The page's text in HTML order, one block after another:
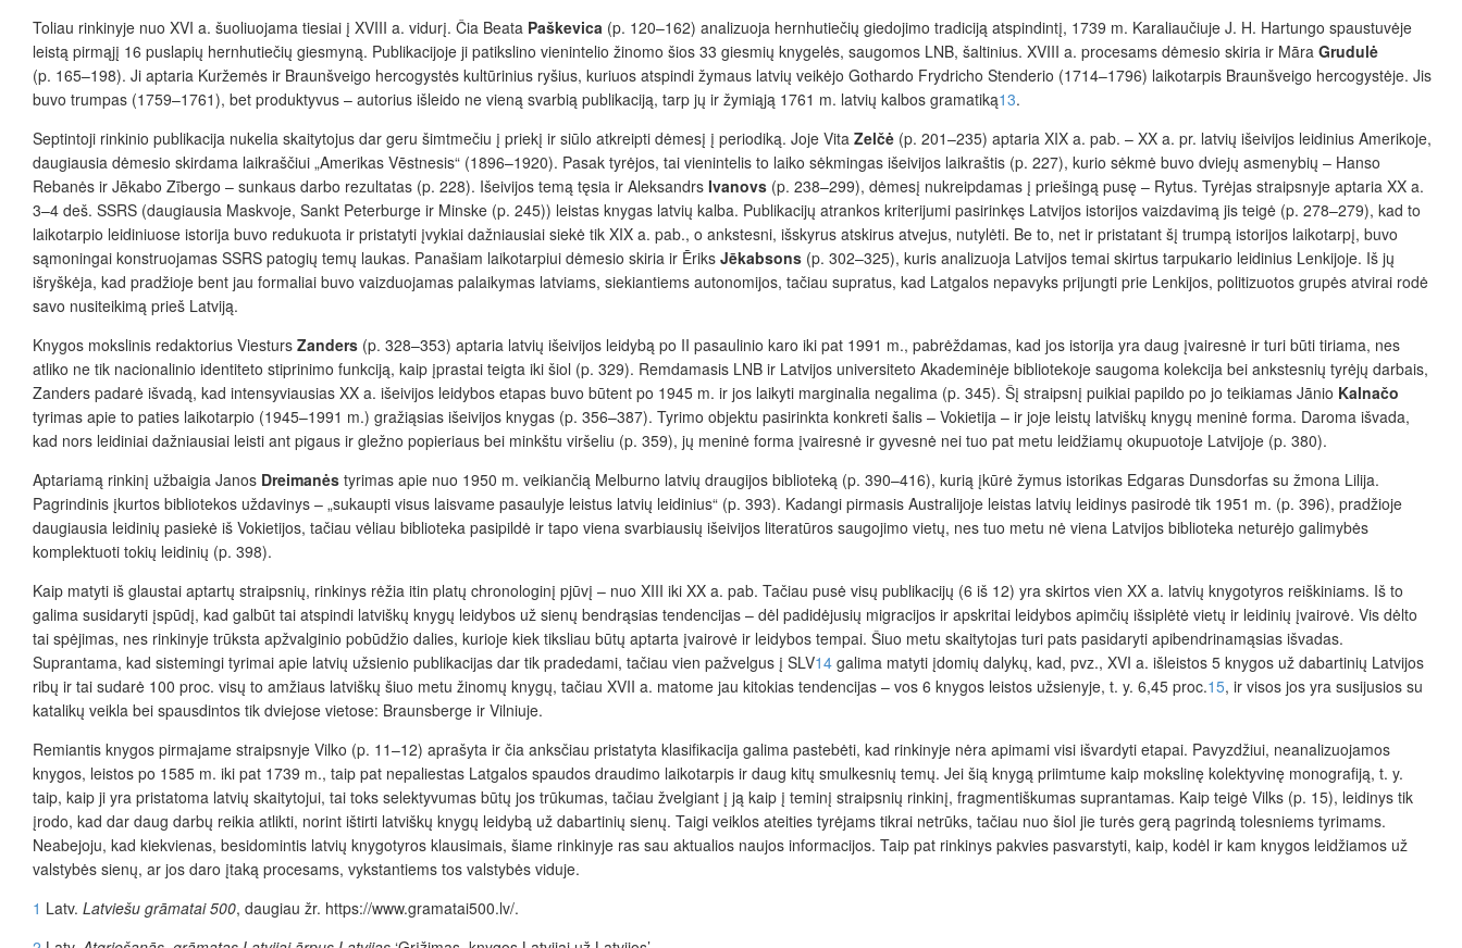
Toliau rinkinyje nuo XVI a. šuoliuojama tiesiai į XVIII a. vidurį. Čia Beata Paškevica (p. 120–162) analizuoja hernhutiečių giedojimo tradiciją atspindintį, 1739 m. Karaliaučiuje J. H. Hartungo spaustuvėje
leistą pirmąjį 16 puslapių hernhutiečių giesmyną. Publikacijoje ji patikslino vienintelio žinomo šios 33 giesmių knygelės, saugomos LNB, šaltinius. XVIII a. procesams dėmesio skiria ir Māra Grudulė
(p. 165–198). Ji aptaria Kuržemės ir Braunšveigo hercogystės kultūrinius ryšius, kuriuos atspindi žymaus latvių veikėjo Gothardo Frydricho Stenderio (1714–1796) laikotarpis Braunšveigo hercogystėje. Jis
buvo trumpas (1759–1761), bet produktyvus – autorius išleido ne vieną svarbią publikaciją, tarp jų ir žymiąją 1761 m. latvių kalbos gramatiką13.
Septintoji rinkinio publikacija nukelia skaitytojus dar geru šimtmečiu į priekį ir siūlo atkreipti dėmesį į periodiką. Joje Vita Zelčė (p. 201–235) aptaria XIX a. pab. – XX a. pr. latvių išeivijos leidinius Amerikoje,
daugiausia dėmesio skirdama laikraščiui „Amerikas Vēstnesis“ (1896–1920). Pasak tyrėjos, tai vienintelis to laiko sėkmingas išeivijos laikraštis (p. 227), kurio sėkmė buvo dviejų asmenybių – Hanso
Rebanės ir Jēkabo Zībergo – sunkaus darbo rezultatas (p. 228). Išeivijos temą tęsia ir Aleksandrs Ivanovs (p. 238–299), dėmesį nukreipdamas į priešingą pusę – Rytus. Tyrėjas straipsnyje aptaria XX a.
3–4 deš. SSRS (daugiausia Maskvoje, Sankt Peterburge ir Minske (p. 245)) leistas knygas latvių kalba. Publikacijų atrankos kriterijumi pasirinkęs Latvijos istorijos vaizdavimą jis teigė (p. 278–279), kad to
laikotarpio leidiniuose istorija buvo redukuota ir pristatyti įvykiai dažniausiai siekė tik XIX a. pab., o ankstesni, išskyrus atskirus atvejus, nutylėti. Be to, net ir pristatant šį trumpą istorijos laikotarpį, buvo
sąmoningai konstruojamas SSRS patogių temų laukas. Panašiam laikotarpiui dėmesio skiria ir Ēriks Jēkabsons (p. 302–325), kuris analizuoja Latvijos temai skirtus tarpukario leidinius Lenkijoje. Iš jų
išryškėja, kad pradžioje bent jau formaliai buvo vaizduojamas palaikymas latviams, siekiantiems autonomijos, tačiau supratus, kad Latgalos nepavyks prijungti prie Lenkijos, politizuotos grupės atvirai rodė
savo nusiteikimą prieš Latviją.
Knygos mokslinis redaktorius Viesturs Zanders (p. 328–353) aptaria latvių išeivijos leidybą po II pasaulinio karo iki pat 1991 m., pabrėždamas, kad jos istorija yra daug įvairesnė ir turi būti tiriama, nes
atliko ne tik nacionalinio identiteto stiprinimo funkciją, kaip įprastai teigta iki šiol (p. 329). Remdamasis LNB ir Latvijos universiteto Akademinėje bibliotekoje saugoma kolekcija bei ankstesnių tyrėjų darbais,
Zanders padarė išvadą, kad intensyviausias XX a. išeivijos leidybos etapas buvo būtent po 1945 m. ir jos laikyti marginalia negalima (p. 345). Šį straipsnį puikiai papildo po jo teikiamas Jānio Kalnačo
tyrimas apie to paties laikotarpio (1945–1991 m.) gražiąsias išeivijos knygas (p. 356–387). Tyrimo objektu pasirinkta konkreti šalis – Vokietija – ir joje leistų latviškų knygų meninė forma. Daroma išvada,
kad nors leidiniai dažniausiai leisti ant pigaus ir gležno popieriaus bei minkštu viršeliu (p. 359), jų meninė forma įvairesnė ir gyvesnė nei tuo pat metu leidžiamų okupuotoje Latvijoje (p. 380).
Aptariamą rinkinį užbaigia Janos Dreimanės tyrimas apie nuo 1950 m. veikiančią Melburno latvių draugijos biblioteką (p. 390–416), kurią įkūrė žymus istorikas Edgaras Dunsdorfas su žmona Lilija.
Pagrindinis įkurtos bibliotekos uždavinys – „sukaupti visus laisvame pasaulyje leistus latvių leidinius“ (p. 393). Kadangi pirmasis Australijoje leistas latvių leidinys pasirodė tik 1951 m. (p. 396), pradžioje
daugiausia leidinių pasiekė iš Vokietijos, tačiau vėliau biblioteka pasipildė ir tapo viena svarbiausių išeivijos literatūros saugojimo vietų, nes tuo metu nė viena Latvijos biblioteka neturėjo galimybės
komplektuoti tokių leidinių (p. 398).
Kaip matyti iš glaustai aptartų straipsnių, rinkinys rėžia itin platų chronologinį pjūvį – nuo XIII iki XX a. pab. Tačiau pusė visų publikacijų (6 iš 12) yra skirtos vien XX a. latvių knygotyros reiškiniams. Iš to
galima susidaryti įspūdį, kad galbūt tai atspindi latviškų knygų leidybos už sienų bendrąsias tendencijas – dėl padidėjusių migracijos ir apskritai leidybos apimčių išsiplėtė vietų ir leidinių įvairovė. Vis dėlto
tai spėjimas, nes rinkinyje trūksta apžvalginio pobūdžio dalies, kurioje kiek tiksliau būtų aptarta įvairovė ir leidybos tempai. Šiuo metu skaitytojas turi pats pasidaryti apibendrinamąsias išvadas.
Suprantama, kad sistemingi tyrimai apie latvių užsienio publikacijas dar tik pradedami, tačiau vien pažvelgus į SLV14 galima matyti įdomių dalykų, kad, pvz., XVI a. išleistos 5 knygos už dabartinių Latvijos
ribų ir tai sudarė 100 proc. visų to amžiaus latviškų šiuo metu žinomų knygų, tačiau XVII a. matome jau kitokias tendencijas – vos 6 knygos leistos užsienyje, t. y. 6,45 proc.15, ir visos jos yra susijusios su
katalikų veikla bei spausdintos tik dviejose vietose: Braunsberge ir Vilniuje.
Remiantis knygos pirmajame straipsnyje Vilko (p. 11–12) aprašyta ir čia anksčiau pristatyta klasifikacija galima pastebėti, kad rinkinyje nėra apimami visi išvardyti etapai. Pavyzdžiui, neanalizuojamos
knygos, leistos po 1585 m. iki pat 1739 m., taip pat nepaliestas Latgalos spaudos draudimo laikotarpis ir daug kitų smulkesnių temų. Jei šią knygą priimtume kaip mokslinę kolektyvinę monografiją, t. y.
taip, kaip ji yra pristatoma latvių skaitytojui, tai toks selektyvumas būtų jos trūkumas, tačiau žvelgiant į ją kaip į teminį straipsnių rinkinį, fragmentiškumas suprantamas. Kaip teigė Vilks (p. 15), leidinys tik
įrodo, kad dar daug darbų reikia atlikti, norint ištirti latviškų knygų leidybą už dabartinių sienų. Taigi veiklos ateities tyrėjams tikrai netrūks, tačiau nuo šiol jie turės gerą pagrindą tolesniems tyrimams.
Neabejoju, kad kiekvienas, besidomintis latvių knygotyros klausimais, šiame rinkinyje ras sau aktualios naujos informacijos. Taip pat rinkinys pakvies pasvarstyti, kaip, kodėl ir kam knygos leidžiamos už
valstybės sienų, ar jos daro įtaką procesams, vykstantiems tos valstybės viduje.
1 Latv. Latviešu grāmatai 500, daugiau žr. https://www.gramatai500.lv/.